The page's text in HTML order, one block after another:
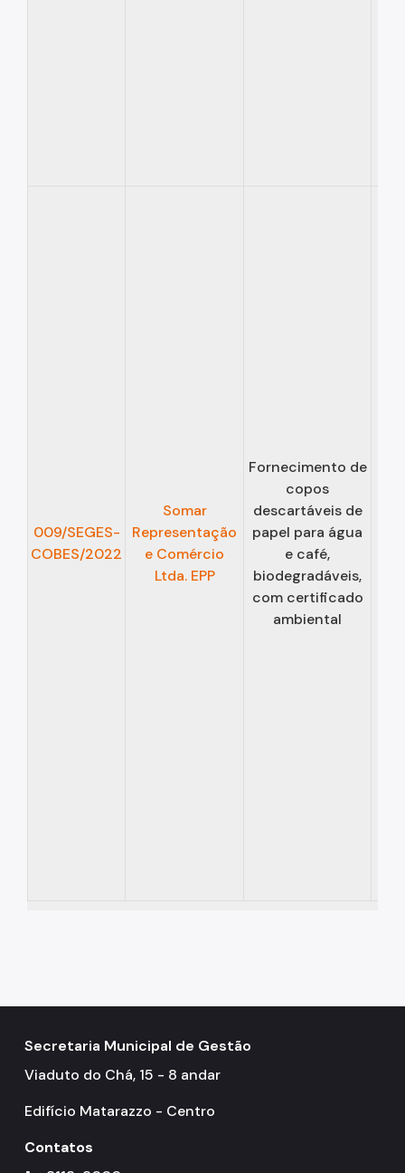
009/SEGES-
COBES/2022
Somar
Representação
e Comércio
Ltda. EPP
Fornecimento de
copos
descartáveis de
papel para água
e café,
biodegradáveis,
com certificado
ambiental
Secretaria Municipal de Gestão
Viaduto do Chá, 15 - 8 andar
Edifício Matarazzo - Centro
Contatos